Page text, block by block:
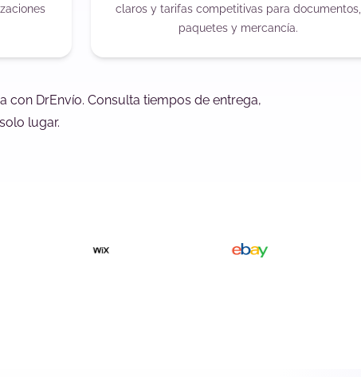
claros y tarifas competitivas para documentos,
paquetes y mercancía.
con DrEnvío. Consulta tiempos de entrega,
lugar.